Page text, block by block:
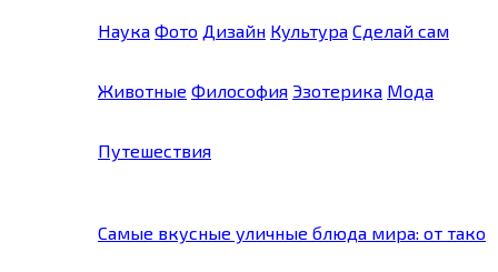
Наука Фото Дизайн Культура Сделай сам
Животные Философия Эзотерика Мода
Путешествия
Самые вкусные уличные блюда мира: от тако